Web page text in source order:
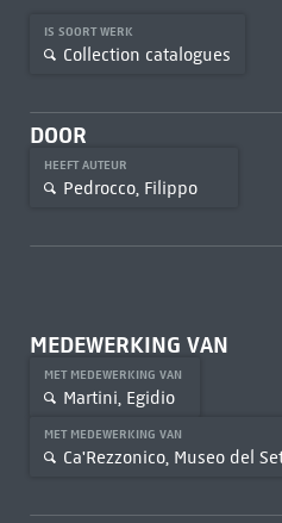
IS SOORT WERK
Collection catalogues
DOOR
HEEFT AUTEUR
Pedrocco, Filippo
MEDEWERKING VAN
MET MEDEWERKING VAN
Martini, Egidio
MET MEDEWERKING VAN
Ca'Rezzonico, Museo del